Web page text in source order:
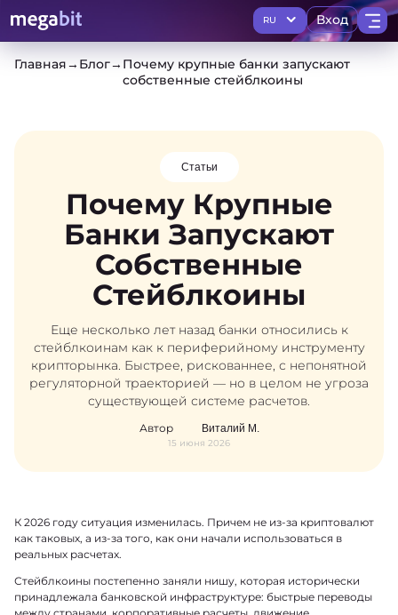
RU Вход
Главная→ Блог→ Почему крупные банки запускают
собственные стейблкоины
Статьи
Почему Крупные
Банки Запускают
Собственные
Стейблкоины
Еще несколько лет назад банки относились к
стейблкоинам как к периферийному инструменту
крипторынка. Быстрее, рискованнее, с непонятной
регуляторной траекторией — но в целом не угроза
существующей системе расчетов.
Автор Виталий М.
15 июня 2026
К 2026 году ситуация изменилась. Причем не из-за криптовалют
как таковых, а из-за того, как они начали использоваться в
реальных расчетах.
Стейблкоины постепенно заняли нишу, которая исторически
принадлежала банковской инфраструктуре: быстрые переводы